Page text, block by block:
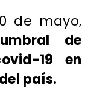
de mayo,
de
19 en
país.